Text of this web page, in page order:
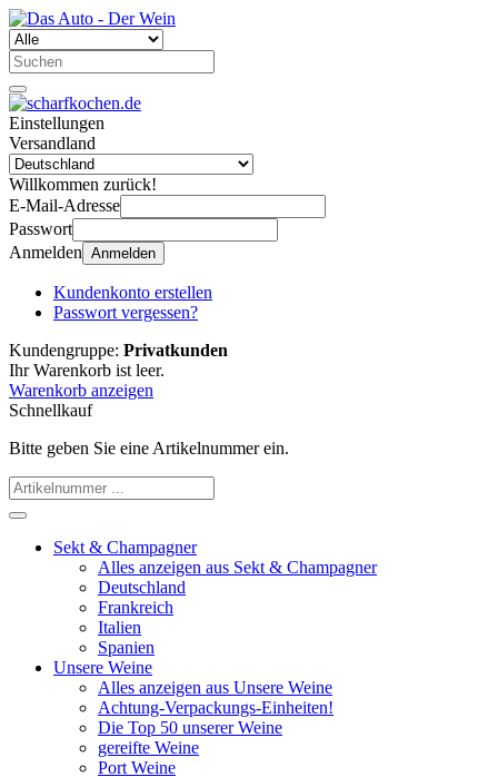
Einstellungen
Versandland
Willkommen zurück!
E-Mail-Adresse
Passwort
Anmelden Anmelden
Kundenkonto erstellen
Passwort vergessen?
Kundengruppe: Privatkunden
Ihr Warenkorb ist leer.
Warenkorb anzeigen
Schnellkauf
Bitte geben Sie eine Artikelnummer ein.
Sekt & Champagner
Alles anzeigen aus Sekt & Champagner
Deutschland
Frankreich
Italien
Spanien
Unsere Weine
Alles anzeigen aus Unsere Weine
Achtung-Verpackungs-Einheiten!
Die Top 50 unserer Weine
gereifte Weine
Port Weine